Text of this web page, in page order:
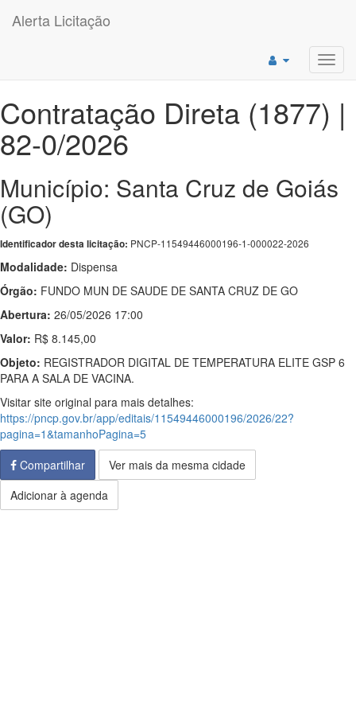
Alerta Licitação
Contratação Direta (1877) |
82-0/2026
Município: Santa Cruz de Goiás
(GO)
Identificador desta licitação: PNCP-11549446000196-1-000022-2026
Modalidade: Dispensa
Órgão: FUNDO MUN DE SAUDE DE SANTA CRUZ DE GO
Abertura: 26/05/2026 17:00
Valor: R$ 8.145,00
Objeto: REGISTRADOR DIGITAL DE TEMPERATURA ELITE GSP 6
PARA A SALA DE VACINA.
Visitar site original para mais detalhes:
https://pncp.gov.br/app/editais/11549446000196/2026/22?
pagina=1&tamanhoPagina=5
Compartilhar
Ver mais da mesma cidade
Adicionar à agenda